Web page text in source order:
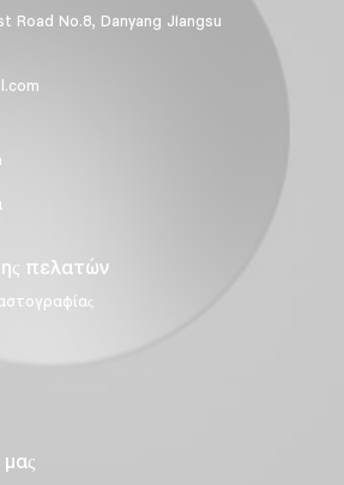
Road No.8, Danyang Jiangsu
πελατών